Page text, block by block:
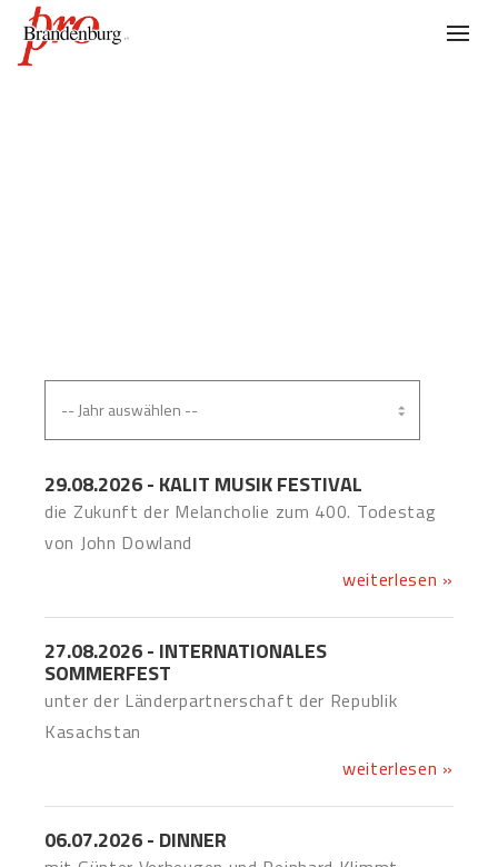
29.08.2026 - KALIT MUSIK FESTIVAL
die Zukunft der Melancholie zum 400. Todestag
von John Dowland
weiterlesen »
27.08.2026 - INTERNATIONALES
SOMMERFEST
unter der Länderpartnerschaft der Republik
Kasachstan
weiterlesen »
06.07.2026 - DINNER